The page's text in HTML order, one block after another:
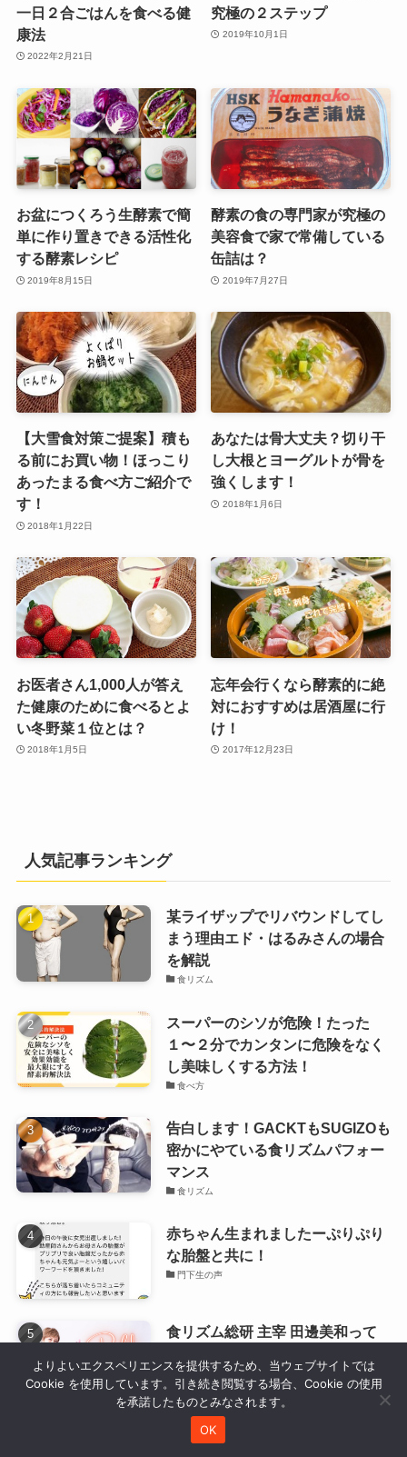
一日２合ごはんを食べる健
康法
2022年2月21日
究極の２ステップ
2019年10月1日
お盆につくろう生酵素で簡
単に作り置きできる活性化
する酵素レシピ
2019年8月15日
酵素の食の専門家が究極の
美容食で家で常備している
缶詰は？
2019年7月27日
【大雪食対策ご提案】積も
る前にお買い物！ほっこり
あったまる食べ方ご紹介で
す！
2018年1月22日
あなたは骨大丈夫？切り干
し大根とヨーグルトが骨を
強くします！
2018年1月6日
お医者さん1,000人が答え
た健康のために食べるとよ
い冬野菜１位とは？
2018年1月5日
忘年会行くなら酵素的に絶
対におすすめは居酒屋に行
け！
2017年12月23日
人気記事ランキング
某ライザップでリバウンドしてし
まう理由エド・はるみさんの場合
を解説
食リズム
スーパーのシソが危険！たった
１〜２分でカンタンに危険をなく
し美味しくする方法！
食べ方
告白します！GACKTもSUGIZOも
密かにやている食リズムパフォー
マンス
食リズム
赤ちゃん生まれましたーぷりぷり
な胎盤と共に！
門下生の声
食リズム総研 主宰 田邊美和って
トップスライダー
よりよいエクスペリエンスを提供するため、当ウェブサイトでは
Cookie を使用しています。引き続き閲覧する場合、Cookie の使用
を承諾したものとみなされます。
OK